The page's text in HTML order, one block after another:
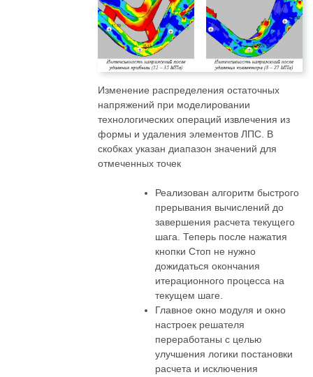
Изменение распределения остаточных
напряжений при моделировании
технологических операций извлечения из
формы и удаления элементов ЛПС. В
скобках указан диапазон значений для
отмеченных точек
Реализован алгоритм быстрого
прерывания вычислений до
завершения расчета текущего
шага. Теперь после нажатия
кнопки Стоп не нужно
дожидаться окончания
итерационного процесса на
текущем шаге.
Главное окно модуля и окно
настроек решателя
переработаны с целью
улучшения логики постановки
расчета и исключения